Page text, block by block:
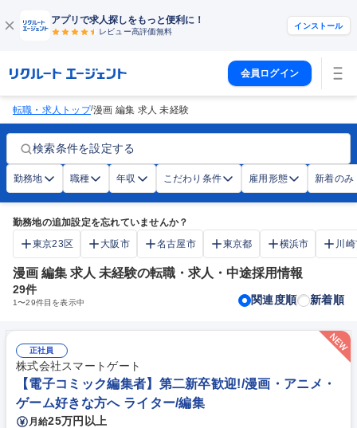
アプリで求人探しをもっと便利に！
レビュー高評価無料
インストール
会員ログイン
転職・求人トップ/漫画 編集 求人 未経験
検索条件を設定する
勤務地 職種 年収 こだわり条件 雇用形態 新着のみ
勤務地の追加設定を忘れていませんか？
東京23区
大阪市 名古屋市 東京都 横浜市 川
漫画 編集 求人 未経験の転職・求人・中途採用情報
29件
1〜29件目を表示中 関連度順 新着順
正社員
株式会社スマートゲート
【電子コミック編集者】第二新卒歓迎!/漫画・アニメ・
ゲーム好きな方へ ライター/編集
月給25万円以上